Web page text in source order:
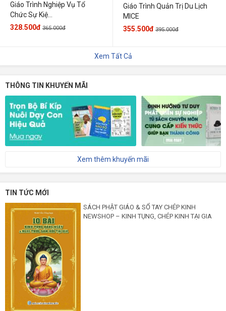
Giáo Trình Nghiệp Vụ Tổ
Chức Sự Kiệ...
328.500đ 365.000đ
Giáo Trình Quản Trị Du Lịch
MICE
355.500đ 395.000đ
Xem Tất Cả
THÔNG TIN KHUYẾN MÃI
Xem thêm khuyến mãi
TIN TỨC MỚI
SÁCH PHẬT GIÁO & SỔ TAY CHÉP KINH
NEWSHOP – KINH TỤNG, CHÉP KINH TẠI GIA